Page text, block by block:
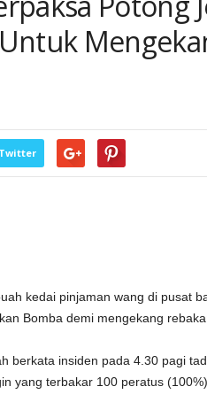
Twitter
kedai pinjaman wang di pusat
Bomba demi mengekang
berkata insiden pada 4.30 pagi
yang terbakar 100 peratus (100%).